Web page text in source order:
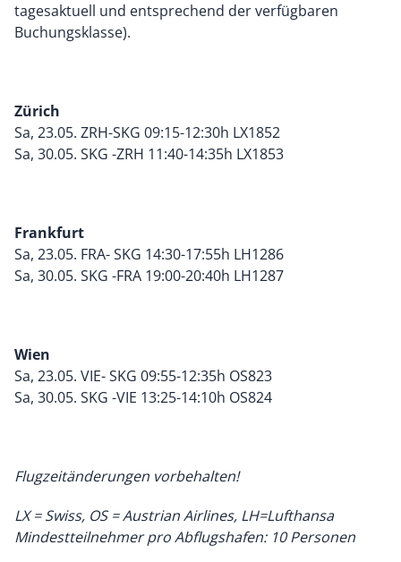
tagesaktuell und entsprechend der verfügbaren
Buchungsklasse).
Zürich
Sa, 23.05. ZRH-SKG 09:15-12:30h LX1852
Sa, 30.05. SKG -ZRH 11:40-14:35h LX1853
Frankfurt
Sa, 23.05. FRA- SKG 14:30-17:55h LH1286
Sa, 30.05. SKG -FRA 19:00-20:40h LH1287
Wien
Sa, 23.05. VIE- SKG 09:55-12:35h OS823
Sa, 30.05. SKG -VIE 13:25-14:10h OS824
Flugzeitänderungen vorbehalten!
LX = Swiss, OS = Austrian Airlines, LH=Lufthansa
Mindestteilnehmer pro Abflugshafen: 10 Personen